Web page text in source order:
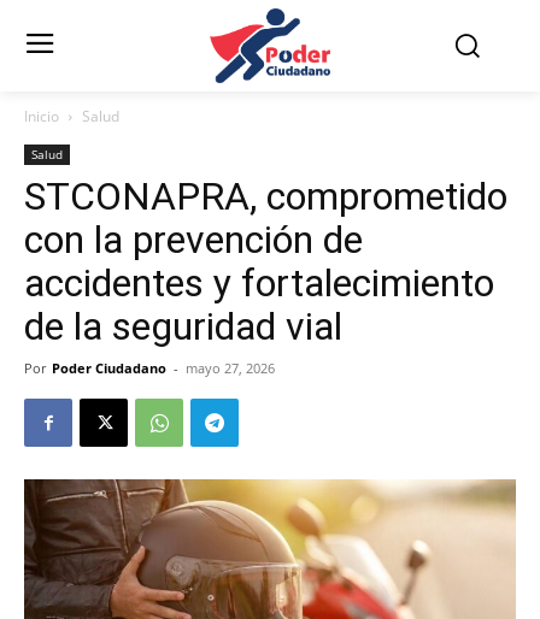
Inicio Salud
Salud
STCONAPRA, comprometido
con la prevención de
accidentes y fortalecimiento
de la seguridad vial
Por Poder Ciudadano - mayo 27, 2026